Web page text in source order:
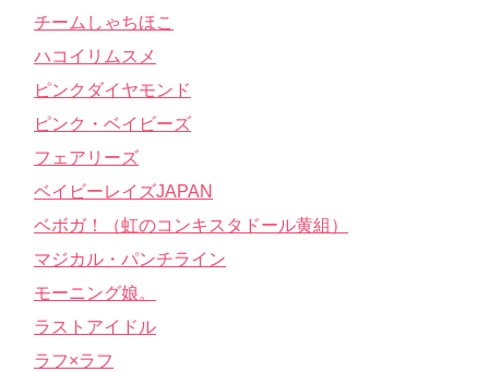
チームしゃちほこ
ハコイリムスメ
ピンクダイヤモンド
ピンク・ベイビーズ
フェアリーズ
ベイビーレイズJAPAN
ベボガ！（虹のコンキスタドール黄組）
マジカル・パンチライン
モーニング娘。
ラストアイドル
ラフ×ラフ